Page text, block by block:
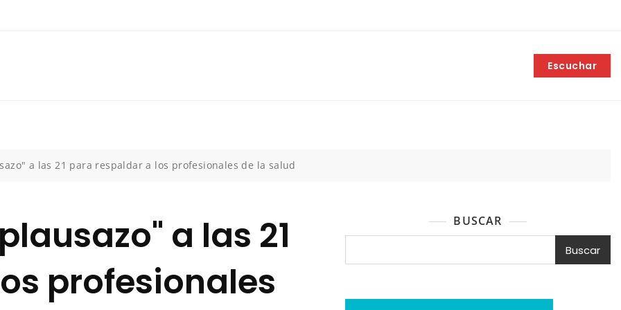
Escuchar
a las 21 para respaldar a los profesionales de la salud
a las 21
profesionales
BUSCAR
Buscar